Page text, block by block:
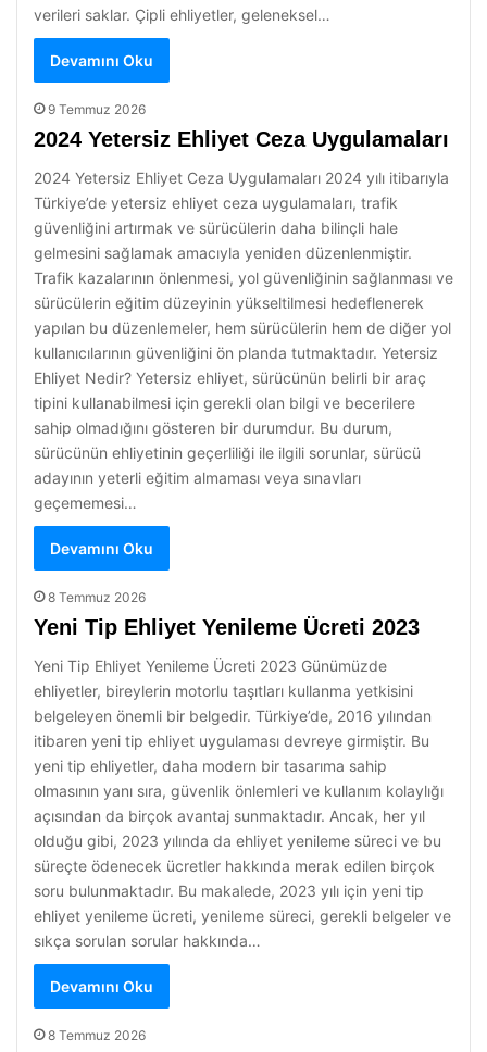
verileri saklar. Çipli ehliyetler, geleneksel…
Devamını Oku
9 Temmuz 2026
2024 Yetersiz Ehliyet Ceza Uygulamaları
2024 Yetersiz Ehliyet Ceza Uygulamaları 2024 yılı itibarıyla
Türkiye’de yetersiz ehliyet ceza uygulamaları, trafik
güvenliğini artırmak ve sürücülerin daha bilinçli hale
gelmesini sağlamak amacıyla yeniden düzenlenmiştir.
Trafik kazalarının önlenmesi, yol güvenliğinin sağlanması ve
sürücülerin eğitim düzeyinin yükseltilmesi hedeflenerek
yapılan bu düzenlemeler, hem sürücülerin hem de diğer yol
kullanıcılarının güvenliğini ön planda tutmaktadır. Yetersiz
Ehliyet Nedir? Yetersiz ehliyet, sürücünün belirli bir araç
tipini kullanabilmesi için gerekli olan bilgi ve becerilere
sahip olmadığını gösteren bir durumdur. Bu durum,
sürücünün ehliyetinin geçerliliği ile ilgili sorunlar, sürücü
adayının yeterli eğitim almaması veya sınavları
geçememesi…
Devamını Oku
8 Temmuz 2026
Yeni Tip Ehliyet Yenileme Ücreti 2023
Yeni Tip Ehliyet Yenileme Ücreti 2023 Günümüzde
ehliyetler, bireylerin motorlu taşıtları kullanma yetkisini
belgeleyen önemli bir belgedir. Türkiye’de, 2016 yılından
itibaren yeni tip ehliyet uygulaması devreye girmiştir. Bu
yeni tip ehliyetler, daha modern bir tasarıma sahip
olmasının yanı sıra, güvenlik önlemleri ve kullanım kolaylığı
açısından da birçok avantaj sunmaktadır. Ancak, her yıl
olduğu gibi, 2023 yılında da ehliyet yenileme süreci ve bu
süreçte ödenecek ücretler hakkında merak edilen birçok
soru bulunmaktadır. Bu makalede, 2023 yılı için yeni tip
ehliyet yenileme ücreti, yenileme süreci, gerekli belgeler ve
sıkça sorulan sorular hakkında…
Devamını Oku
8 Temmuz 2026